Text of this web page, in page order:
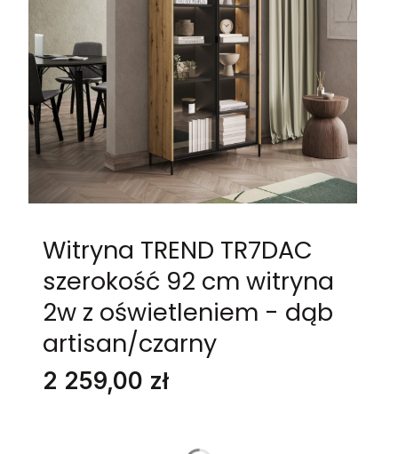
Witryna TREND TR7DAC
szerokość 92 cm witryna
2w z oświetleniem - dąb
artisan/czarny
Cena
2 259,00 zł